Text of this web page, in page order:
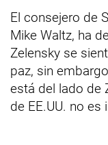
El consejero de
Mike Waltz, ha
Zelensky se
paz, sin
está del lado de
de EE.UU. no es